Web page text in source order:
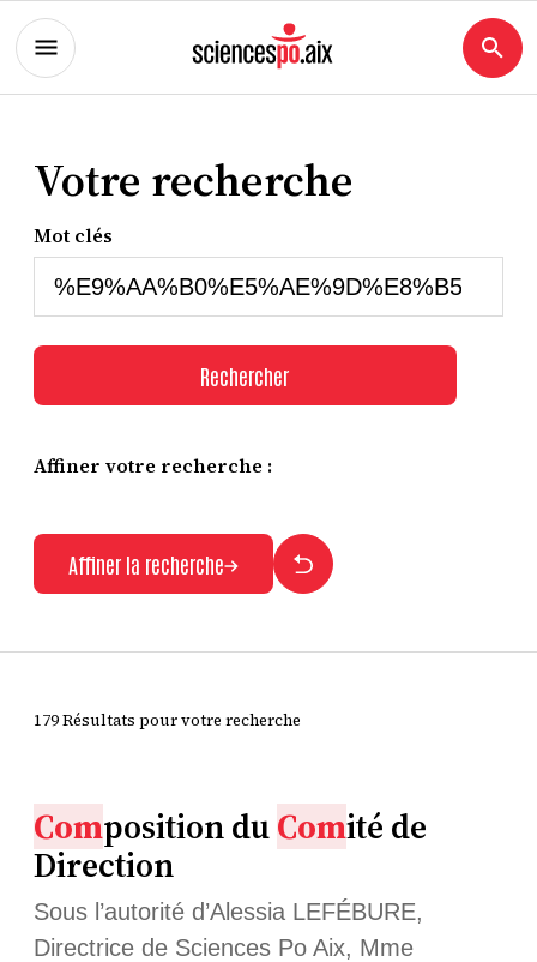
Votre recherche
Mot clés
Rechercher
Affiner votre recherche :
Affiner la recherche
179 Résultats pour votre recherche
Composition duComité de
Direction
Sous l’autorité d’Alessia LEFÉBURE,
Directrice de Sciences Po Aix, Mme